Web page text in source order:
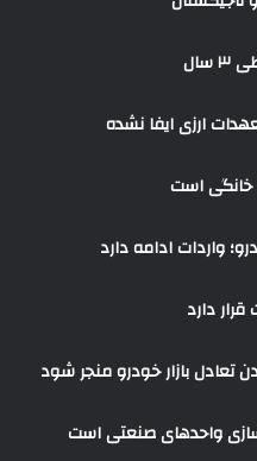
ارزی ایفا نشده
واردات ادامه دارد
دارد
تعادل بازار خودرو منجر شود
واحدهای صنعتی است